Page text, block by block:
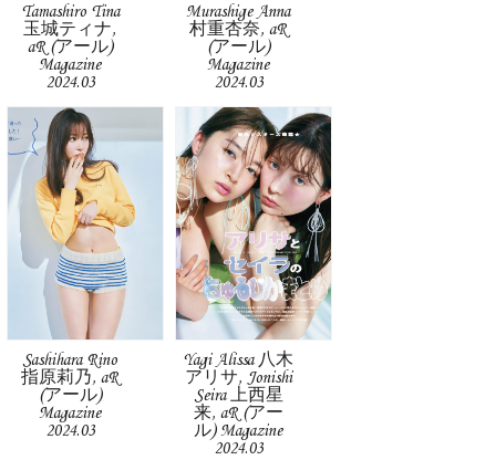
Tamashiro Tina
玉城ティナ,
aR (アール)
Magazine
2024.03
Murashige Anna
村重杏奈, aR
(アール)
Magazine
2024.03
Sashihara Rino
指原莉乃, aR
(アール)
Magazine
2024.03
Yagi Alissa 八木
アリサ, Jonishi
Seira 上西星
来, aR (アー
ル) Magazine
2024.03